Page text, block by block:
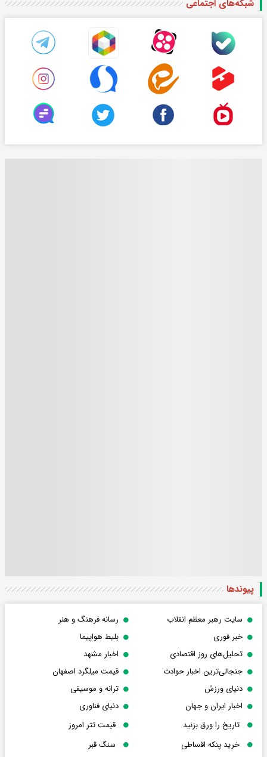
شبکه‌های اجتماعی
پیوندها
سایت رهبر معظم انقلاب
رسانه فرهنگ و هنر
خبر فوری
بلیط هواپیما
تحلیل‌های روز اقتصادی
اخبار مشهد
جنجالی‌ترین اخبار حوادث
قیمت میلگرد اصفهان
دنیای ورزش
ترانه و موسیقی
اخبار ایران و جهان
دنیای فناوری
تاریخ را ورق بزنید
قیمت تتر امروز
خرید پنکه اقساطی
سنگ قبر